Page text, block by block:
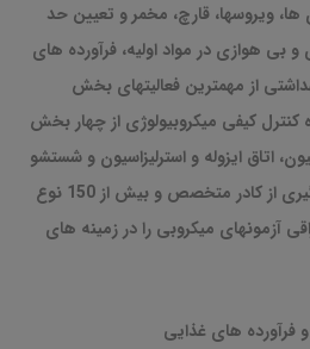
ویروسها، قارچ، مخمر و تعیین حد
و بی هوازی در مواد اولیه، فرآورده های
از مهمترین فعالیتهای بخش
کنترل کیفی میکروبیولوژی از چهار بخش
اتاق ایزوله و استرلیزاسیون و شستشو
تشکیل شده است که با بهره گیری از کادر متخصص و بیش از 150 نوع
آزمونهای میکروبی را در زمینه های
فرآورده های غذایی